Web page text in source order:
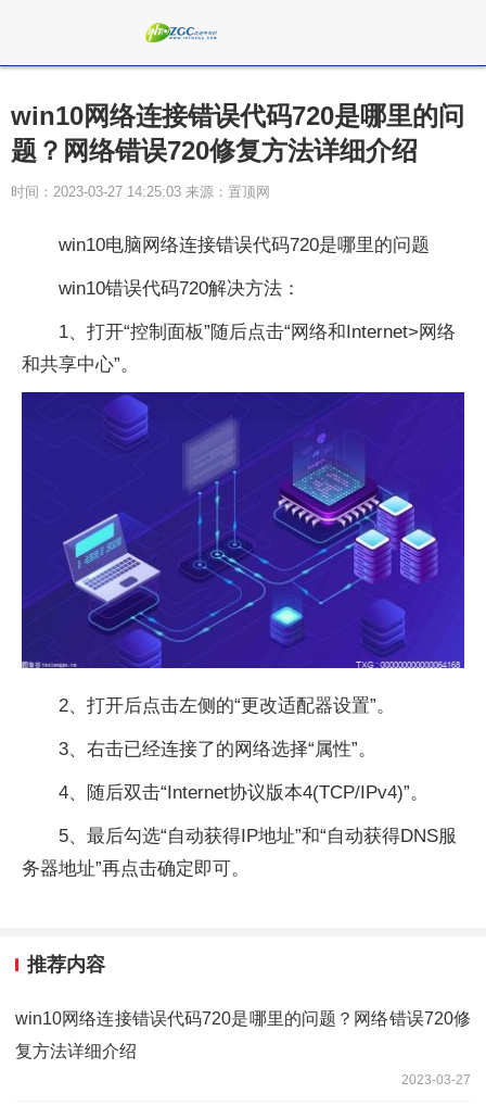
win10网络连接错误代码720是哪里的问
题？网络错误720修复方法详细介绍
时间：2023-03-27 14:25:03 来源：置顶网
win10电脑网络连接错误代码720是哪里的问题
win10错误代码720解决方法：
1、打开“控制面板”随后点击“网络和Internet>网络
和共享中心”。
2、打开后点击左侧的“更改适配器设置”。
3、右击已经连接了的网络选择“属性”。
4、随后双击“Internet协议版本4(TCP/IPv4)”。
5、最后勾选“自动获得IP地址”和“自动获得DNS服
务器地址”再点击确定即可。
推荐内容
win10网络连接错误代码720是哪里的问题？网络错误720修
复方法详细介绍
2023-03-27